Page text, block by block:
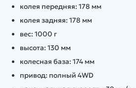
колея передняя: 178 мм
колея задняя: 178 мм
вес: 1000 г
высота: 130 мм
колесная база: 174 мм
привод: полный 4WD